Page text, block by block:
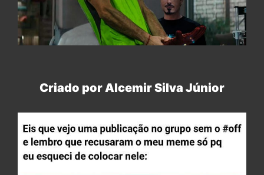
Criado por Alcemir Silva Júnior